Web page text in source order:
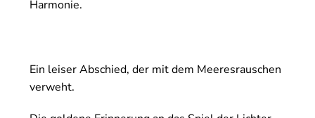
Harmonie.
Ein leiser Abschied, der mit dem Meeresrauschen
verweht.